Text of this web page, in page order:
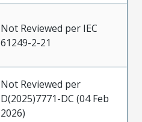
Not Reviewed per IEC
61249-2-21
Not Reviewed per
D(2025)7771-DC (04 Feb
2026)